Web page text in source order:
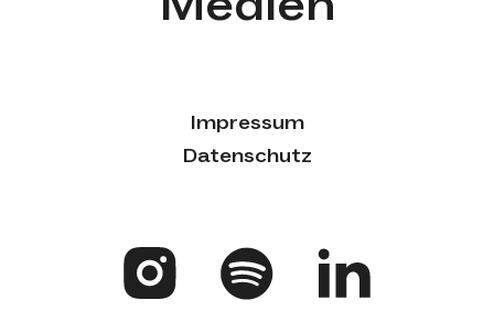
Impressum
Datenschutz